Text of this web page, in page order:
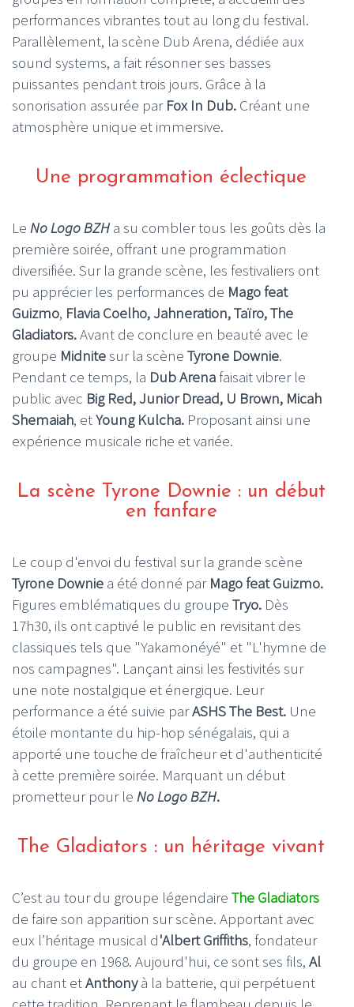
performances vibrantes tout au long du festival.
Parallèlement, la scène Dub Arena, dédiée aux
sound systems, a fait résonner ses basses
puissantes pendant trois jours. Grâce à la
sonorisation assurée par Fox In Dub. Créant une
atmosphère unique et immersive.
Une programmation éclectique
Le No Logo BZH a su combler tous les goûts dès la
première soirée, offrant une programmation
diversifiée. Sur la grande scène, les festivaliers ont
pu apprécier les performances de Mago feat
Guizmo, Flavia Coelho, Jahneration, Taïro, The
Gladiators.Avant de conclure en beauté avec le
groupe Midnitesur la scène Tyrone Downie.
Pendant ce temps, la Dub Arenafaisait vibrer le
public avec Big Red, Junior Dread, U Brown, Micah
Shemaiah, etYoung Kulcha. Proposant ainsi une
expérience musicale riche et variée.
La scène Tyrone Downie : un début
en fanfare
Le coup d'envoi du festival sur la grande scène
Tyrone Downie a été donné par Mago feat Guizmo.
Figures emblématiques du groupe Tryo. Dès
17h30, ils ont captivé le public en revisitant des
classiques tels que "Yakamonéyé" et "L'hymne de
nos campagnes". Lançant ainsi les festivités sur
une note nostalgique et énergique. Leur
performance a été suivie parASHS The Best. Une
étoile montante du hip-hop sénégalais, qui a
apporté une touche de fraîcheur et d'authenticité
à cette première soirée. Marquant un début
prometteur pour le No Logo BZH.
The Gladiators : un héritage vivant
C’est au tour du groupe légendaire The Gladiators
de faire son apparition sur scène. Apportant avec
eux l’héritage musical d'Albert Griffiths, fondateur
du groupe en 1968. Aujourd'hui, ce sont ses fils, Al
au chant etAnthonyà la batterie, qui perpétuent